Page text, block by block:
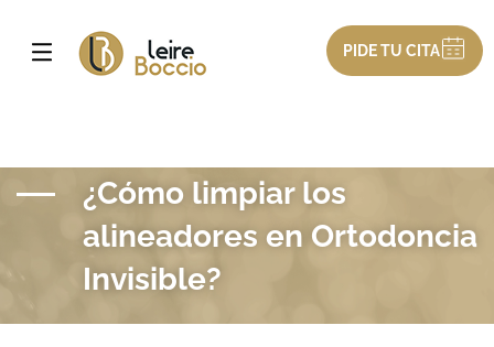
PIDE TU CITA
¿Cómo limpiar los
alineadores en Ortodoncia
Invisible?